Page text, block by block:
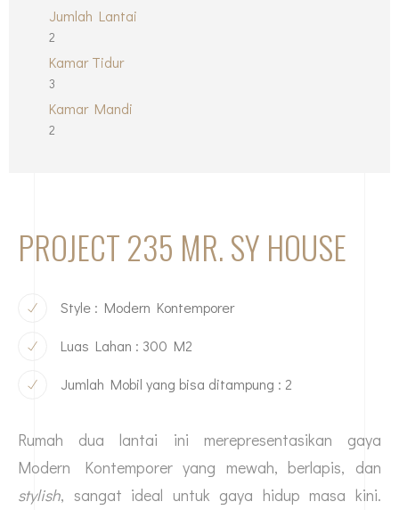
Jumlah Lantai
2
Kamar Tidur
3
Kamar Mandi
2
PROJECT 235 MR. SY HOUSE
Style : Modern Kontemporer
Luas Lahan : 300 M2
Jumlah Mobil yang bisa ditampung : 2
Rumah dua lantai ini merepresentasikan gaya
Modern Kontemporer yang mewah, berlapis, dan
stylish, sangat ideal untuk gaya hidup masa kini.